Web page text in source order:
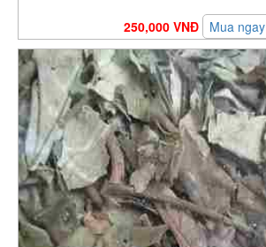
250,000 VNĐ Mua ngay